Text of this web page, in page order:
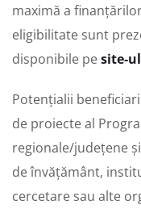
maximă a
eligibilitate sunt
disponibile pesite-
Potențialii
de proiecte al
regionale/județene
de învățământ,
cercetare sau alte